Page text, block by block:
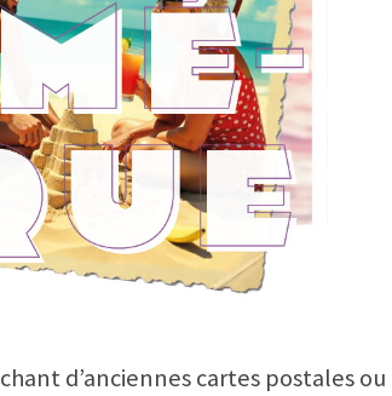
d’anciennes cartes postales